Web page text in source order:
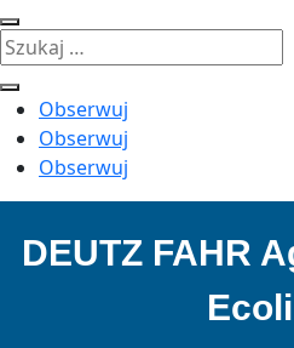
Obserwuj
Obserwuj
Obserwuj
DEUTZ FAHR